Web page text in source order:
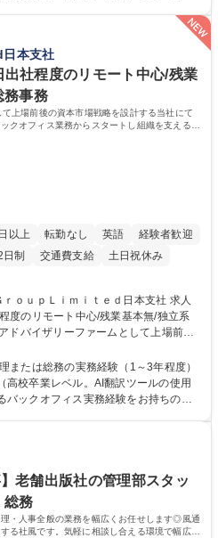
場価値の高いキャリアアップが可能で
コーポレート庶
支える事務
務に携わることができます。■単なる
事業者との連携や業務プロセスの推進
くりに関われるやりがいがあります。
立しながら専門スキルを磨ける環境で
本支社
社程度のリモート中心/残業
務事務
上場前後の資本市場戦略を設計する当社にて
クオフィス業務からスタートし組織を支える専
以上 転勤なし 英語
経験者歓迎
制 交通費支給 土日祝休み
ｕｐＬｉｍｉｔｅｄ日本支社 求人
度のリモート中心/残業基本無/独立系
経理・総務をお任せします。基礎的な
組織を支える専任担当として広く活躍
（AI翻訳ツール等を使用しての対応で
には発生せず、ご自身のペースで業務
週1日
無/独立系ファーム
または総務の実務経験（1～3年程度）
校卒業レベル。AI翻訳ツールの使用
バックオフィス実務経験をお持ちの方
の在宅勤務を実施しており、ワーク
な環境です（フルリモートも面接で相
ックオフィス業務に柔軟に対応でき、
取りながら業務を推進できる方 学
大 専修学校 高校 語学力： 資格：
老舗出版社の管理部スタッ
総務
・人事全般の業務を幅広くお任せします◎風通
る社風です。気軽に相談し合える環境で幅広い